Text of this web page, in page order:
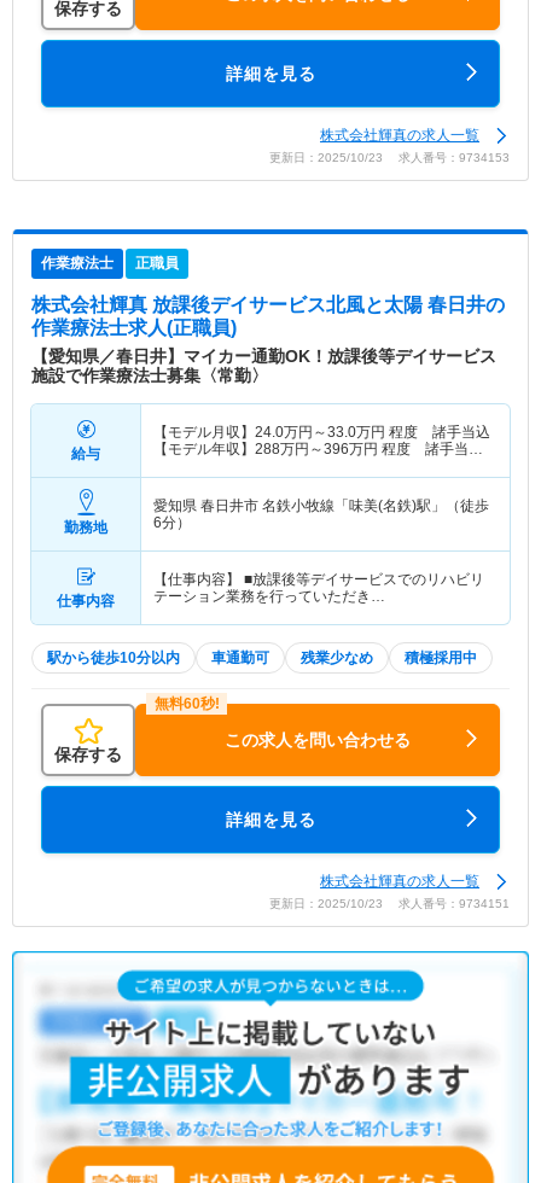
保存する
詳細を見る
株式会社輝真の求人一覧
更新日：2025/10/23 求人番号：9734153
作業療法士 正職員
株式会社輝真 放課後デイサービス北風と太陽 春日井の
作業療法士求人(正職員)
【愛知県／春日井】マイカー通勤OK！放課後等デイサービス
施設で作業療法士募集〈常勤〉
給与
【モデル月収】 24.0万円～33.0万円 程度 諸手当込
【モデル年収】 288万円～396万円 程度 諸手当
勤務地
愛知県 春日井市 名鉄小牧線「味美(名鉄)駅」（徒歩
6分）
仕事内容
【仕事内容】 ■放課後等デイサービスでのリハビリ
テーション業務を行っていただき…
駅から徒歩10分以内 車通勤可 残業少なめ 積極採用中
保存する
この求人を問い合わせる
詳細を見る
株式会社輝真の求人一覧
更新日：2025/10/23 求人番号：9734151